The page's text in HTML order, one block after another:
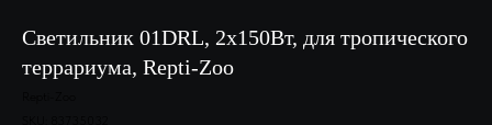
Светильник 01DRL, 2х150Вт, для тропического
террариума, Repti-Zoo